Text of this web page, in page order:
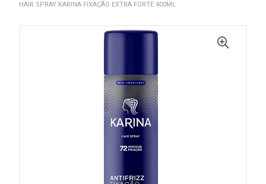
HAIR SPRAY KARINA FIXAÇÃO EXTRA FORTE 400ML